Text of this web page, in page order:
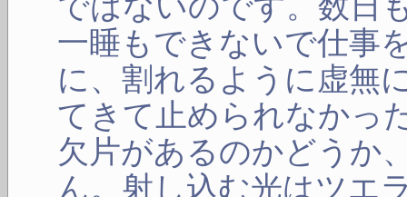
一睡もできないで仕事
に、割れるように虚無
てきて止められなかっ
欠片があるのかどうか
ん。射し込む光はツエ